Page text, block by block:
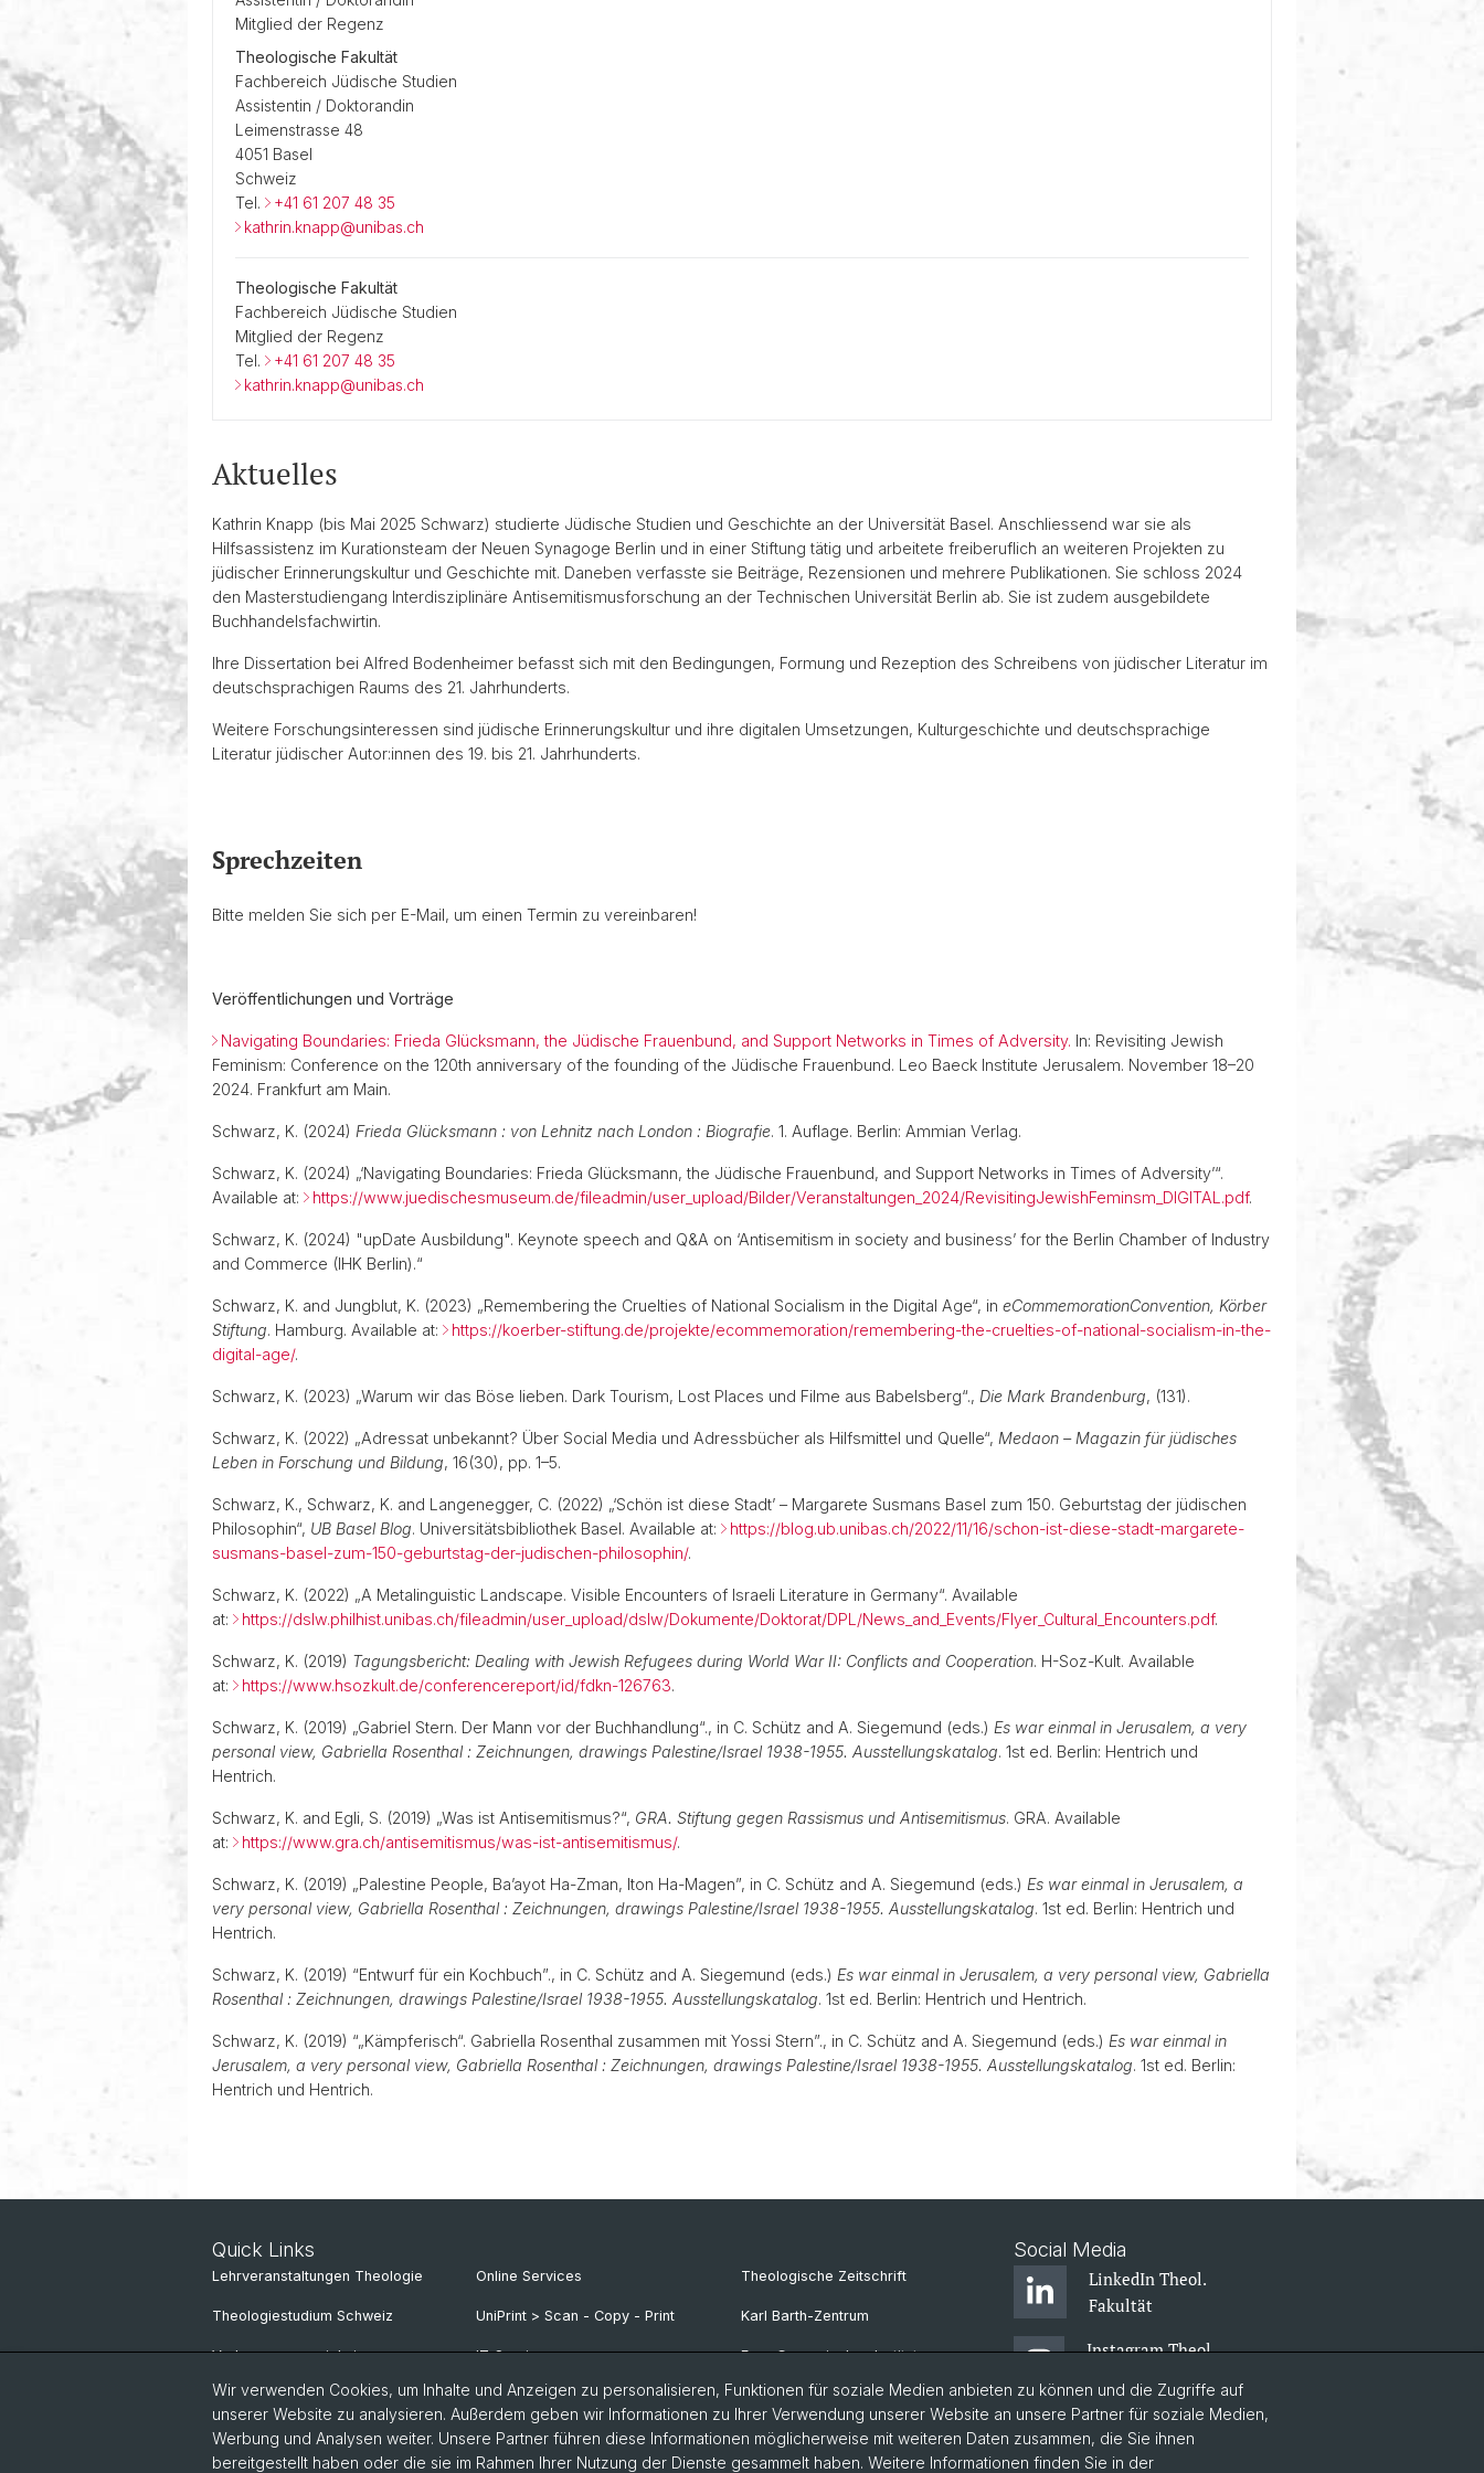
Geschichte
Mitglied der Regenz
Theologische Fakultät
Fachbereich Jüdische Studien
Assistentin / Doktorandin
Leimenstrasse 48
4051 Basel
Schweiz
Tel.
+41 61 207 48 35
kathrin.knapp@unibas.ch
Theologische Fakultät
Fachbereich Jüdische Studien
Mitglied der Regenz
Tel.
+41 61 207 48 35
kathrin.knapp@unibas.ch
Aktuelles
Kathrin Knapp (bis Mai 2025 Schwarz) studierte Jüdische Studien und Geschichte an der Universität Basel. Anschliessend war sie als
Hilfsassistenz im Kurationsteam der Neuen Synagoge Berlin und in einer Stiftung tätig und arbeitete freiberuflich an weiteren Projekten zu
jüdischer Erinnerungskultur und Geschichte mit. Daneben verfasste sie Beiträge, Rezensionen und mehrere Publikationen. Sie schloss 2024
den Masterstudiengang Interdisziplinäre Antisemitismusforschung an der Technischen Universität Berlin ab. Sie ist zudem ausgebildete
Buchhandelsfachwirtin.
Ihre Dissertation bei Alfred Bodenheimer befasst sich mit den Bedingungen, Formung und Rezeption des Schreibens von jüdischer Literatur im
deutschsprachigen Raums des 21. Jahrhunderts.
Weitere Forschungsinteressen sind jüdische Erinnerungskultur und ihre digitalen Umsetzungen, Kulturgeschichte und deutschsprachige
Literatur jüdischer Autor:innen des 19. bis 21. Jahrhunderts.
Sprechzeiten
Bitte melden Sie sich per E-Mail, um einen Termin zu vereinbaren!
Veröffentlichungen und Vorträge
Navigating Boundaries: Frieda Glücksmann, the Jüdische Frauenbund, and Support Networks in Times of Adversity. In: Revisiting Jewish
Feminism: Conference on the 120th anniversary of the founding of the Jüdische Frauenbund. Leo Baeck Institute Jerusalem. November 18–20
2024. Frankfurt am Main.
Schwarz, K. (2024) Frieda Glücksmann : von Lehnitz nach London : Biografie. 1. Auflage. Berlin: Ammian Verlag.
Schwarz, K. (2024) „‘Navigating Boundaries: Frieda Glücksmann, the Jüdische Frauenbund, and Support Networks in Times of Adversity’“.
Available at:
https://www.juedischesmuseum.de/fileadmin/user_upload/Bilder/Veranstaltungen_2024/RevisitingJewishFeminsm_DIGITAL.pdf.
Schwarz, K. (2024) "upDate Ausbildung". Keynote speech and Q&A on ‘Antisemitism in society and business’ for the Berlin Chamber of Industry
and Commerce (IHK Berlin).“
Schwarz, K. and Jungblut, K. (2023) „Remembering the Cruelties of National Socialism in the Digital Age“, in eCommemorationConvention, Körber
Stiftung. Hamburg. Available at:
https://koerber-stiftung.de/projekte/ecommemoration/remembering-the-cruelties-of-national-socialism-in-the-
digital-age/.
Schwarz, K. (2023) „Warum wir das Böse lieben. Dark Tourism, Lost Places und Filme aus Babelsberg“., Die Mark Brandenburg, (131).
Schwarz, K. (2022) „Adressat unbekannt? Über Social Media und Adressbücher als Hilfsmittel und Quelle“, Medaon – Magazin für jüdisches
Leben in Forschung und Bildung, 16(30), pp. 1–5.
Schwarz, K., Schwarz, K. and Langenegger, C. (2022) „‘Schön ist diese Stadt’ – Margarete Susmans Basel zum 150. Geburtstag der jüdischen
Philosophin“, UB Basel Blog. Universitätsbibliothek Basel. Available at:
https://blog.ub.unibas.ch/2022/11/16/schon-ist-diese-stadt-margarete-
susmans-basel-zum-150-geburtstag-der-judischen-philosophin/.
Schwarz, K. (2022) „A Metalinguistic Landscape. Visible Encounters of Israeli Literature in Germany“. Available
at:
https://dslw.philhist.unibas.ch/fileadmin/user_upload/dslw/Dokumente/Doktorat/DPL/News_and_Events/Flyer_Cultural_Encounters.pdf.
Schwarz, K. (2019) Tagungsbericht: Dealing with Jewish Refugees during World War II: Conflicts and Cooperation. H-Soz-Kult. Available
at:
https://www.hsozkult.de/conferencereport/id/fdkn-126763.
Schwarz, K. (2019) „Gabriel Stern. Der Mann vor der Buchhandlung“., in C. Schütz and A. Siegemund (eds.) Es war einmal in Jerusalem, a very
personal view, Gabriella Rosenthal : Zeichnungen, drawings Palestine/Israel 1938-1955. Ausstellungskatalog. 1st ed. Berlin: Hentrich und
Hentrich.
Schwarz, K. and Egli, S. (2019) „Was ist Antisemitismus?“, GRA. Stiftung gegen Rassismus und Antisemitismus. GRA. Available
at:
https://www.gra.ch/antisemitismus/was-ist-antisemitismus/.
Schwarz, K. (2019) „Palestine People, Ba’ayot Ha-Zman, Iton Ha-Magen”, in C. Schütz and A. Siegemund (eds.) Es war einmal in Jerusalem, a
very personal view, Gabriella Rosenthal : Zeichnungen, drawings Palestine/Israel 1938-1955. Ausstellungskatalog. 1st ed. Berlin: Hentrich und
Hentrich.
Schwarz, K. (2019) “Entwurf für ein Kochbuch”., in C. Schütz and A. Siegemund (eds.) Es war einmal in Jerusalem, a very personal view, Gabriella
Rosenthal : Zeichnungen, drawings Palestine/Israel 1938-1955. Ausstellungskatalog. 1st ed. Berlin: Hentrich und Hentrich.
Schwarz, K. (2019) “„Kämpferisch“. Gabriella Rosenthal zusammen mit Yossi Stern”., in C. Schütz and A. Siegemund (eds.) Es war einmal in
Jerusalem, a very personal view, Gabriella Rosenthal : Zeichnungen, drawings Palestine/Israel 1938-1955. Ausstellungskatalog. 1st ed. Berlin:
Hentrich und Hentrich.
Quick Links
Lehrveranstaltungen Theologie
Theologiestudium Schweiz
Vorlesungsverzeichnis
Online Services
UniPrint > Scan - Copy - Print
IT-Services
Theologische Zeitschrift
Karl Barth-Zentrum
Frey-Grynaeisches Institut
Social Media
LinkedIn Theol.
Fakultät
Instagram Theol.
Zentr. Jüd. Studien
Wir verwenden Cookies, um Inhalte und Anzeigen zu personalisieren, Funktionen für soziale Medien anbieten zu können und die Zugriffe auf
unserer Website zu analysieren. Außerdem geben wir Informationen zu Ihrer Verwendung unserer Website an unsere Partner für soziale Medien,
Werbung und Analysen weiter. Unsere Partner führen diese Informationen möglicherweise mit weiteren Daten zusammen, die Sie ihnen
bereitgestellt haben oder die sie im Rahmen Ihrer Nutzung der Dienste gesammelt haben. Weitere Informationen finden Sie in der